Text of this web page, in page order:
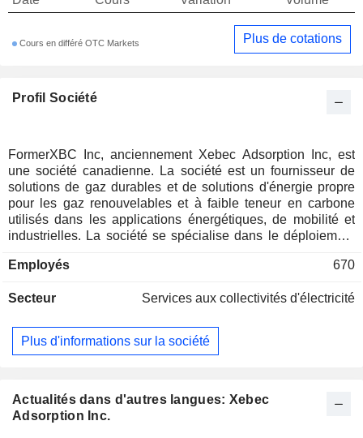
Actualités dans d'autres langues: Xebec
Adsorption Inc.
Profil Société
FormerXBC Inc, anciennement Xebec Adsorption Inc, est
une société canadienne. La société est un fournisseur de
solutions de gaz durables et de solutions d'énergie propre
pour les gaz renouvelables et à faible teneur en carbone
utilisés dans les applications énergétiques, de mobilité et
industrielles. La société se spécialise dans le déploiement
distribuée d'hydrogène, de gaz naturel renouvelable,
Systèmes, Support et Entreprise. Ses principales lignes de
purification du biogaz provenant des digesteurs agricoles,
des décharges et des stations d'épuration des eaux usées ;
des gaz associés, qui permettent le déplacement du diesel
sur les sites de forage ; les systèmes de purification et de
Employés 670
Secteur Services aux collectivités d'électricité
Plus d'informations sur la société
Cours en différé OTC Markets Plus de cotations